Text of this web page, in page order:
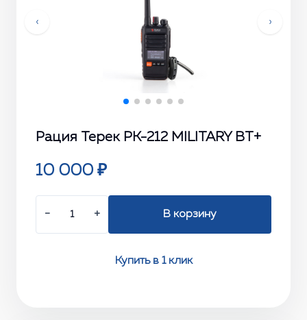
‹ ›
Рация Терек РК-212 MILITARY BT+
10 000 ₽
− + В корзину
Купить в 1 клик